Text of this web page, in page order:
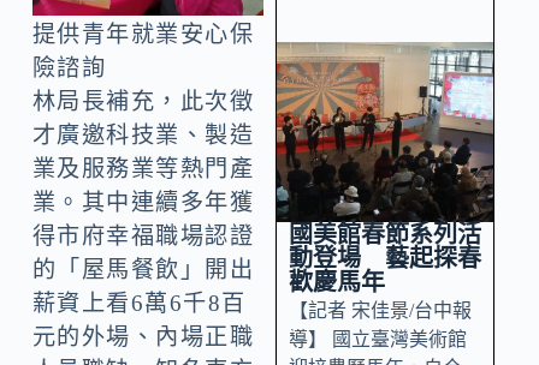
提供青年就業安心保
險諮詢
林局長補充，此次徵
才廣邀科技業、製造
業及服務業等熱門產
業。其中連續多年獲
得市府幸福職場認證
的「屋馬餐飲」開出
薪資上看6萬6千8百
元的外場、內場正職
國美館春節系列活
動登場 藝起探春
歡慶馬年
【記者 宋佳景/台中報
導】 國立臺灣美術館